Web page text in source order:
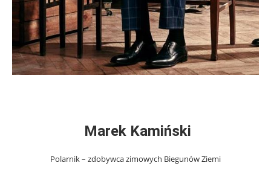
Marek Kamiński
Polarnik – zdobywca zimowych Biegunów Ziemi